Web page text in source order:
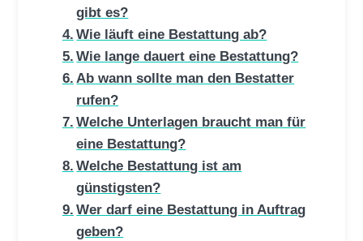
gibt es?
Wie läuft eine Bestattung ab?
Wie lange dauert eine Bestattung?
Ab wann sollte man den Bestatter
rufen?
Welche Unterlagen braucht man für
eine Bestattung?
Welche Bestattung ist am
günstigsten?
Wer darf eine Bestattung in Auftrag
geben?